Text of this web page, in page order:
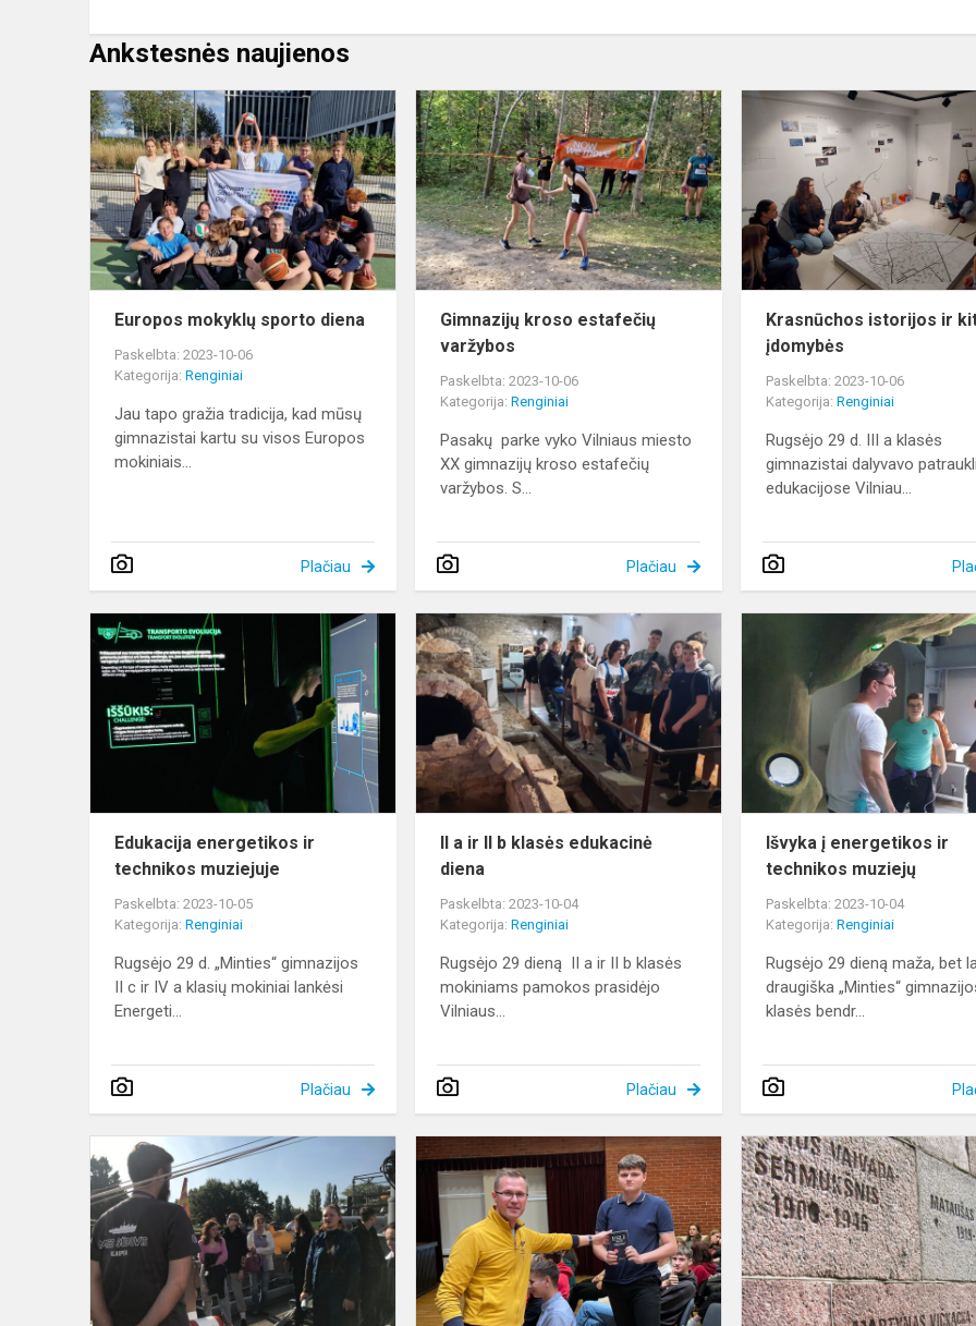
Ankstesnės naujienos
Europos
mokyklų
sporto
diena
Europos mokyklų sporto diena
Paskelbta: 2023-10-06
Kategorija: Renginiai
Jau tapo gražia tradicija, kad mūsų
gimnazistai kartu su visos Europos
mokiniais...
Plačiau
Gimnazijų
kroso
estafečių
varžybos
Gimnazijų kroso estafečių
varžybos
Paskelbta: 2023-10-06
Kategorija:Renginiai
Pasakų parke vyko Vilniaus miesto
XX gimnazijų kroso estafečių
varžybos. S...
Plačiau
Krasnūchos istorijos ir
įdomybės
Paskelbta: 2023-10-06
Kategorija:Renginiai
Rugsėjo 29 d. III a klasės
gimnazistai dalyvavo
edukacijose Vilniau...
Edukacija
energetikos
technikos
muziejuje
Edukacija energetikos ir
technikos muziejuje
Paskelbta: 2023-10-05
Kategorija: Renginiai
Rugsėjo 29 d. „Minties“ gimnazijos
II c ir IV a klasių mokiniai lankėsi
Energeti...
Plačiau
ir
b
klasės
edukacinė
diena
II a ir II b klasės edukacinė
diena
Paskelbta: 2023-10-04
Kategorija:Renginiai
Rugsėjo 29 dieną II a ir II b klasės
mokiniams pamokos prasidėjo
Vilniaus...
Plačiau
Išvyka į energetikos ir
technikos muziejų
Paskelbta: 2023-10-04
Kategorija:Renginiai
Rugsėjo 29 dieną maža, bet
draugiška „Minties“
klasės bendr...
Išvyka
į
Klaipėdą
Europos
kalbų
diena